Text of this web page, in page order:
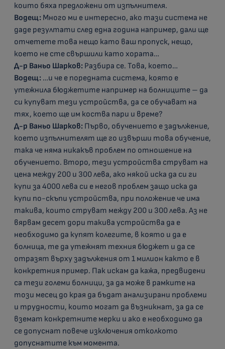
които бяха предложени от изпълнителя.
Водещ: Много ми е интересно, ако тази система не
даде резултати след една година например, дали ще
отчетете това нещо като ваш пропуск, нещо,
което не сте свършили като хората…
Д-р Ваньо Шарков: Разбира се. Това, което…
Водещ: …и че е поредната система, която е
утежнила бюджетите например на болниците – да
си купуват тези устройства, да се обучават на
тях, което ще им коства пари и време?
Д-р Ваньо Шарков: Първо, обучението е задължение,
което изпълнителят ще го извърши това обучение,
така че няма никакъв проблем по отношение на
обучението. Второ, тези устройства струват на
цена между 200 и 300 лева, ако някой иска да си ги
купи за 4000 лева си е негов проблем защо иска да
купи по-скъпи устройства, при положение че има
такива, които струват между 200 и 300 лева. Аз не
вярвам десет дори такива устройства да е
необходимо да купят колегите, в която и да е
болница, те да утежнят техния бюджет и да се
отразят върху задължения от 1 милион както е в
конкретния пример. Пак искам да кажа, предвидени
са тези големи болници, за да може в рамките на
този месец до края да бъдат анализирани проблеми
и трудности, които могат да възникнат, за да се
вземат конкретните мерки и ако е необходимо да
се допуснат повече изключения отколкото
допуснатите към момента.